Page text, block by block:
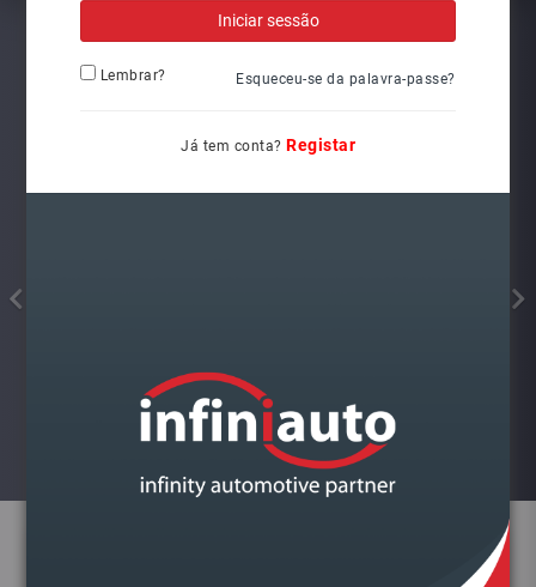
Lembrar? Esqueceu-se da palavra-passe?
Já tem conta? Registar
Visualizar